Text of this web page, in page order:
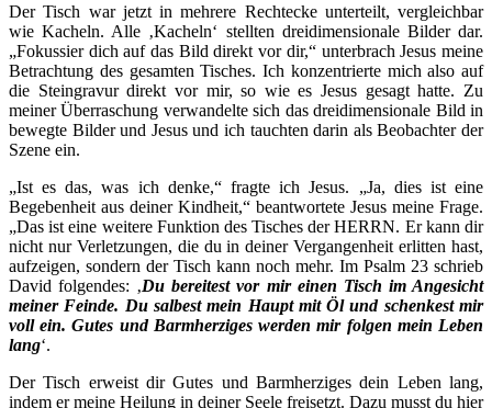
Der Tisch war jetzt in mehrere Rechtecke unterteilt, vergleichbar
wie Kacheln. Alle ‚Kacheln‘ stellten dreidimensionale Bilder dar.
„Fokussier dich auf das Bild direkt vor dir,“ unterbrach Jesus meine
Betrachtung des gesamten Tisches. Ich konzentrierte mich also auf
die Steingravur direkt vor mir, so wie es Jesus gesagt hatte. Zu
meiner Überraschung verwandelte sich das dreidimensionale Bild in
bewegte Bilder und Jesus und ich tauchten darin als Beobachter der
Szene ein.
„Ist es das, was ich denke,“ fragte ich Jesus. „Ja, dies ist eine
Begebenheit aus deiner Kindheit,“ beantwortete Jesus meine Frage.
„Das ist eine weitere Funktion des Tisches der HERRN. Er kann dir
nicht nur Verletzungen, die du in deiner Vergangenheit erlitten hast,
aufzeigen, sondern der Tisch kann noch mehr. Im Psalm 23 schrieb
David folgendes: ‚Du bereitest vor mir einen Tisch im Angesicht
meiner Feinde. Du salbest mein Haupt mit Öl und schenkest mir
voll ein. Gutes und Barmherziges werden mir folgen mein Leben
lang‘.
Der Tisch erweist dir Gutes und Barmherziges dein Leben lang,
indem er meine Heilung in deiner Seele freisetzt. Dazu musst du hier